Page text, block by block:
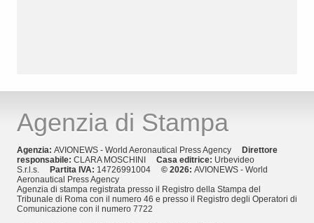
Agenzia di Stampa
Agenzia: AVIONEWS - World Aeronautical Press Agency
Direttore
responsabile: CLARA MOSCHINI Casa editrice: Urbevideo
S.r.l.s.
Partita IVA: 14726991004 © 2026: AVIONEWS - World
Aeronautical Press Agency
Agenzia di stampa registrata presso il Registro della Stampa del
Tribunale di Roma con il numero 46 e presso il Registro degli Operatori di
Comunicazione con il numero 7722